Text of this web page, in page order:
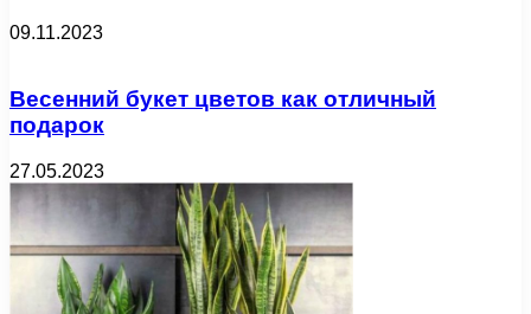
09.11.2023
Весенний букет цветов как отличный
подарок
27.05.2023